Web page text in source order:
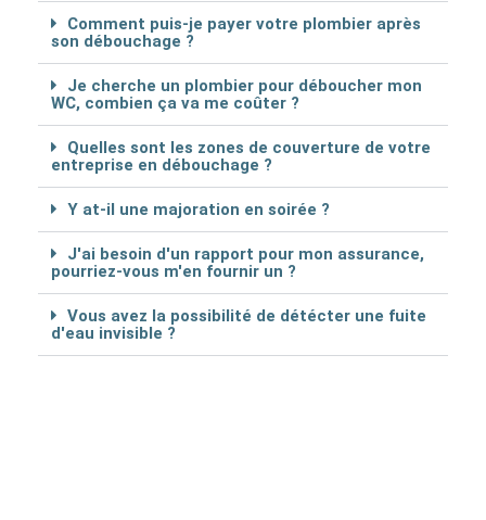
Comment puis-je payer votre plombier après
son débouchage ?
Je cherche un plombier pour déboucher mon
WC, combien ça va me coûter ?
Quelles sont les zones de couverture de votre
entreprise en débouchage ?
Y at-il une majoration en soirée ?
J'ai besoin d'un rapport pour mon assurance,
pourriez-vous m'en fournir un ?
Vous avez la possibilité de détécter une fuite
d'eau invisible ?